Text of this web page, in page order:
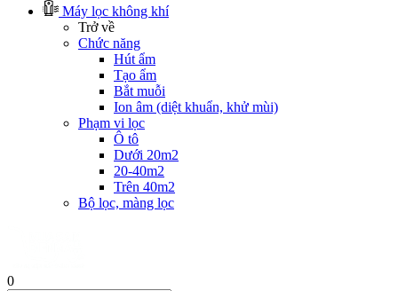
Máy lọc không khí
Trở về
Chức năng
Hút ẩm
Tạo ẩm
Bắt muỗi
Ion âm (diệt khuẩn, khử mùi)
Phạm vi lọc
Ô tô
Dưới 20m2
20-40m2
Trên 40m2
Bộ lọc, màng lọc
0